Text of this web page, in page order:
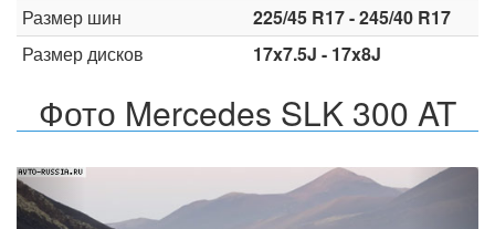
Размер шин
225/45 R17 - 245/40 R17
Размер дисков
17x7.5J - 17x8J
Фото Mercedes SLK 300 AT
Назад